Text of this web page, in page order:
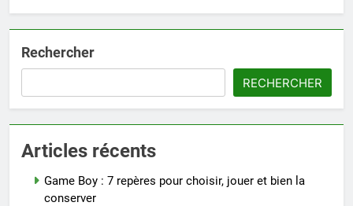
Rechercher
RECHERCHER
Articles récents
Game Boy : 7 repères pour choisir, jouer et bien la
conserver